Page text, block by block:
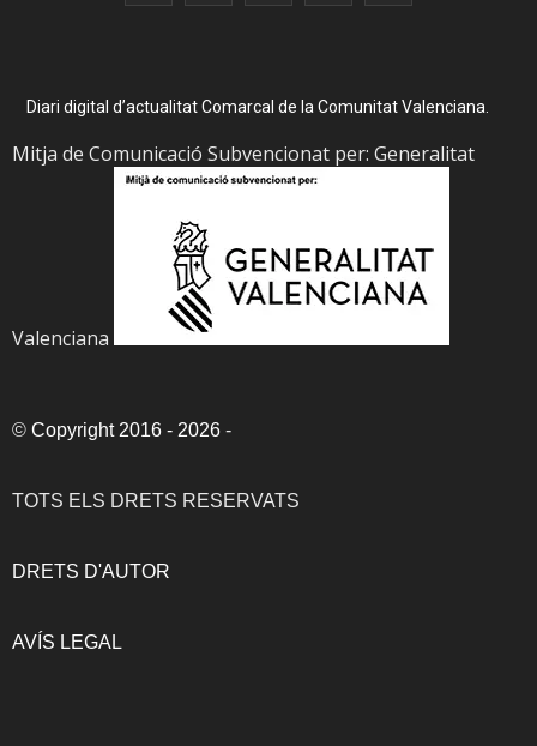
Diari digital d’actualitat Comarcal de la Comunitat Valenciana.
Mitja de Comunicació Subvencionat per: Generalitat
Valenciana
© Copyright 2016 - 2026 -
TOTS ELS DRETS RESERVATS
DRETS D'AUTOR
AVÍS LEGAL